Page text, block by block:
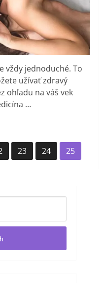
vždy jednoduché. To
užívať zdravý
ohľadu na váš vek
…
23 24 25